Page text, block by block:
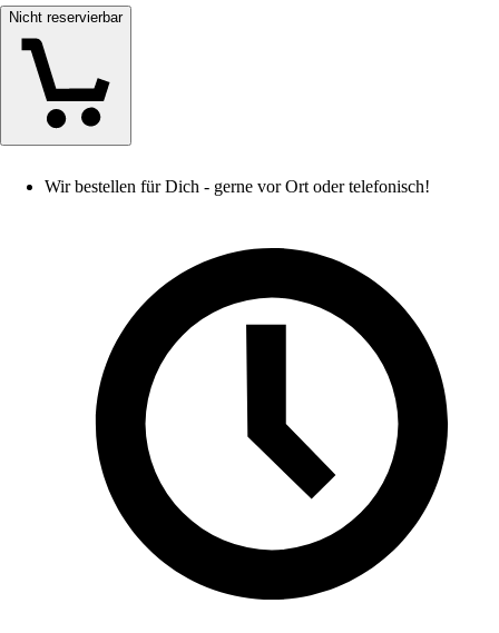
Nicht reservierbar
Wir bestellen für Dich - gerne vor Ort oder telefonisch!